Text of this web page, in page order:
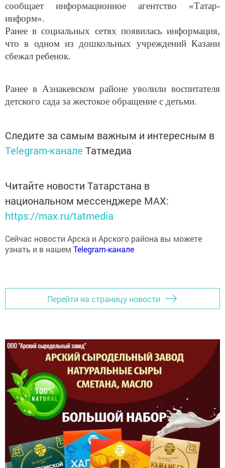
сообщает информационное агентство «Татар-
информ».
Ранее в социальных сетях появилась информация,
что в одном из дошкольных учреждений Казани
сбежал ребенок.
Ранее в Азнакевском районе уволили воспитателя
детского сада за жестокое обращение с детьми.
Следите за самым важным и интересным в
Telegram-канале Татмедиа
Читайте новости Татарстана в
национальном мессенджере MАХ:
https://max.ru/tatmedia
Сейчас новости Арска и Арского района вы можете
узнать и в нашем Telegram-канале
Перейти на страницу новости